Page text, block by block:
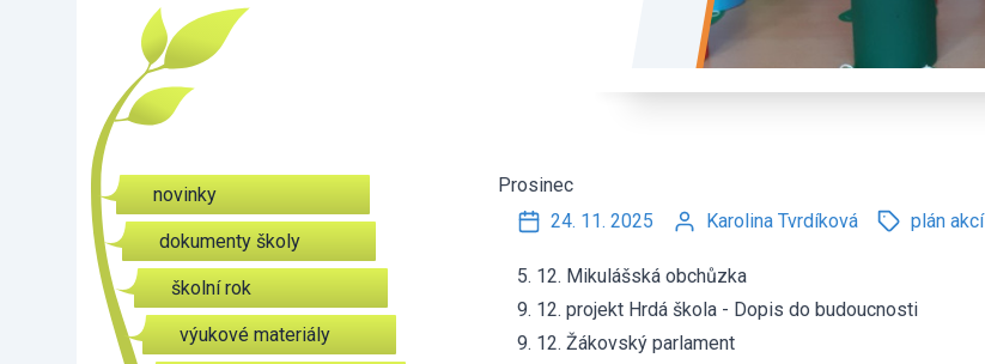
novinky
dokumenty školy
školní rok
výukové materiály
Prosinec
24. 11. 2025
Karolina Tvrdíková plán akcí
5. 12. Mikulášská obchůzka
9. 12. projekt Hrdá škola - Dopis do budoucnosti
9. 12. Žákovský parlament